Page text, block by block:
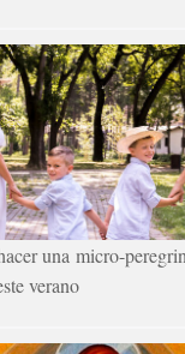
una micro-
verano